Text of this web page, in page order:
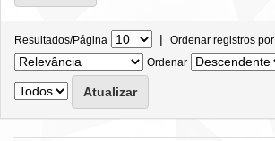
Resultados/Página | Ordenar registros por
Ordenar